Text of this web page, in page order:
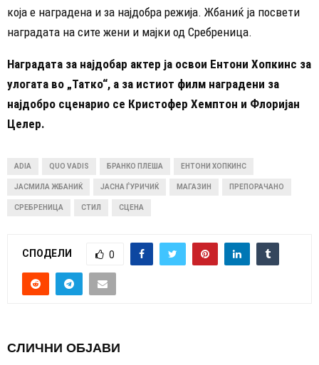
која е наградена и за најдобра режија. Жбаниќ ја посвети
наградата на сите жени и мајки од Сребреница.
Наградата за најдобар актер ја освои Ентони Хопкинс за
улогата во „Татко“, а за истиот филм наградени за
најдобро сценарио се Кристофер Хемптон и Флоријан
Целер.
ADIA QUO VADIS БРАНКО ПЛЕША ЕНТОНИ ХОПКИНС
ЈАСМИЛА ЖБАНИЌ ЈАСНА ЃУРИЧИЌ МАГАЗИН ПРЕПОРАЧАНО
СРЕБРЕНИЦА СТИЛ СЦЕНА
СПОДЕЛИ 0
СЛИЧНИ ОБЈАВИ